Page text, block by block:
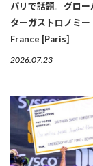
パリで話題。グロ
ターガストロノミー
France [Paris]
2026.07.23